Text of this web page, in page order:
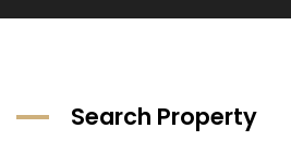
Search Property